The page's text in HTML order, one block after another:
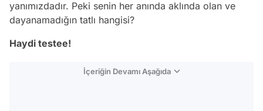
yanımızdadır. Peki senin her anında aklında olan ve
dayanamadığın tatlı hangisi?
Haydi testee!
İçeriğin Devamı Aşağıda